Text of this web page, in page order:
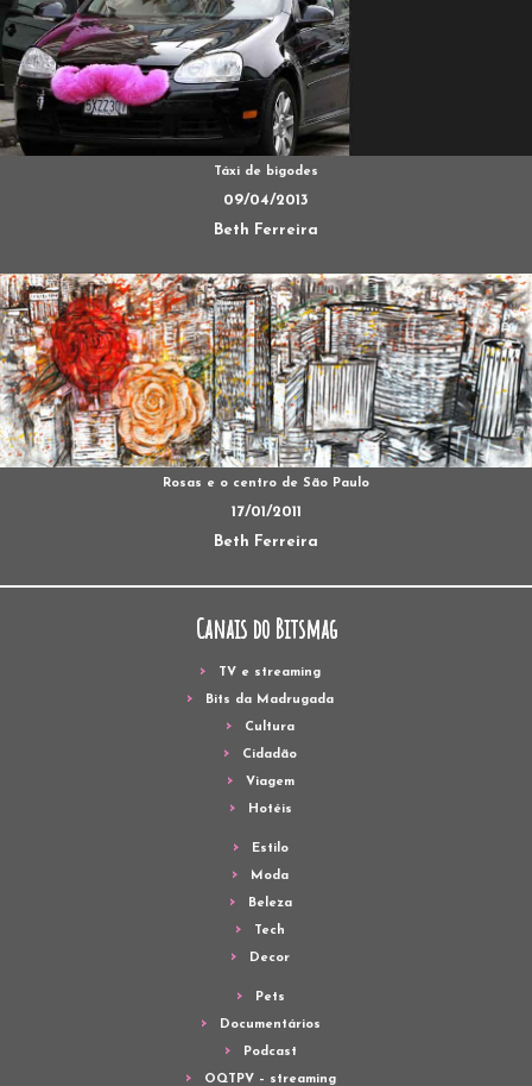
Táxi de bigodes
09/04/2013
Beth Ferreira
Rosas e o centro de São Paulo
17/01/2011
Beth Ferreira
Canais do Bitsmag
TV e streaming
Bits da Madrugada
Cultura
Cidadão
Viagem
Hotéis
Estilo
Moda
Beleza
Tech
Decor
Pets
Documentários
Podcast
OQTPV – streaming